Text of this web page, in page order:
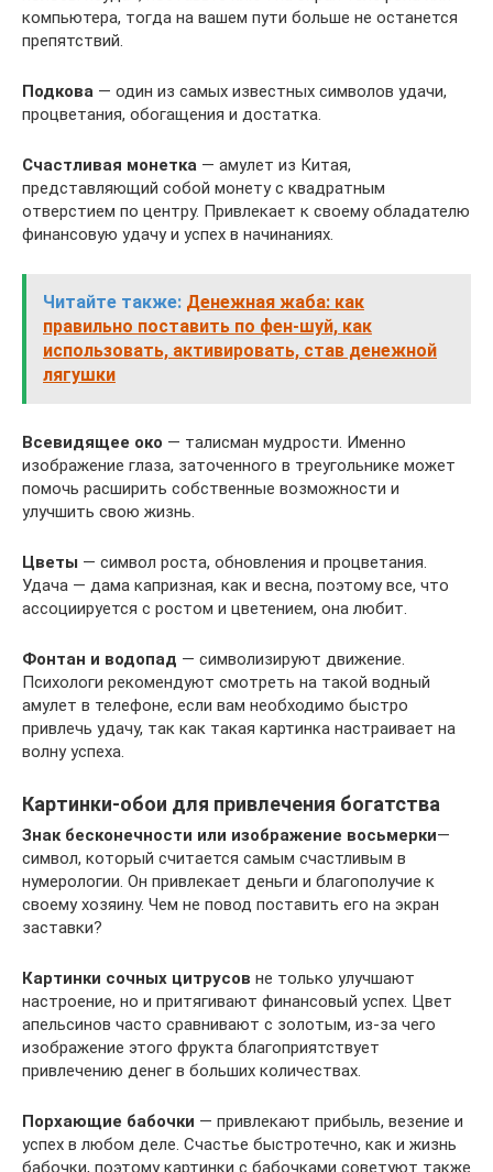
компьютера, тогда на вашем пути больше не останется
препятствий.
Подкова — один из самых известных символов удачи,
процветания, обогащения и достатка.
Счастливая монетка — амулет из Китая,
представляющий собой монету с квадратным
отверстием по центру. Привлекает к своему обладателю
финансовую удачу и успех в начинаниях.
Читайте также: Денежная жаба: как
правильно поставить по фен-шуй, как
использовать, активировать, став денежной
лягушки
Всевидящее око — талисман мудрости. Именно
изображение глаза, заточенного в треугольнике может
помочь расширить собственные возможности и
улучшить свою жизнь.
Цветы — символ роста, обновления и процветания.
Удача — дама капризная, как и весна, поэтому все, что
ассоциируется с ростом и цветением, она любит.
Фонтан и водопад — символизируют движение.
Психологи рекомендуют смотреть на такой водный
амулет в телефоне, если вам необходимо быстро
привлечь удачу, так как такая картинка настраивает на
волну успеха.
Картинки-обои для привлечения богатства
Знак бесконечности или изображение восьмерки—
символ, который считается самым счастливым в
нумерологии. Он привлекает деньги и благополучие к
своему хозяину. Чем не повод поставить его на экран
заставки?
Картинки сочных цитрусов не только улучшают
настроение, но и притягивают финансовый успех. Цвет
апельсинов часто сравнивают с золотым, из-за чего
изображение этого фрукта благоприятствует
привлечению денег в больших количествах.
Порхающие бабочки — привлекают прибыль, везение и
успех в любом деле. Счастье быстротечно, как и жизнь
бабочки, поэтому картинки с бабочками советуют также